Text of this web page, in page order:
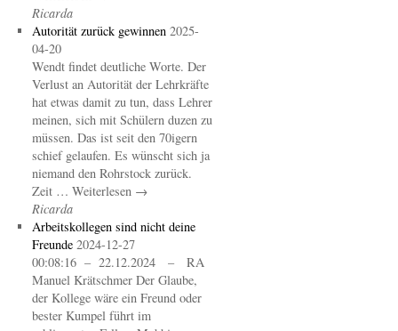
Ricarda
Autorität zurück gewinnen 2025-
04-20
Wendt findet deutliche Worte. Der
Verlust an Autorität der Lehrkräfte
hat etwas damit zu tun, dass Lehrer
meinen, sich mit Schülern duzen zu
müssen. Das ist seit den 70igern
schief gelaufen. Es wünscht sich ja
niemand den Rohrstock zurück.
Zeit … Weiterlesen →
Ricarda
Arbeitskollegen sind nicht deine
Freunde 2024-12-27
00:08:16 – 22.12.2024 – RA
Manuel Krätschmer Der Glaube,
der Kollege wäre ein Freund oder
bester Kumpel führt im